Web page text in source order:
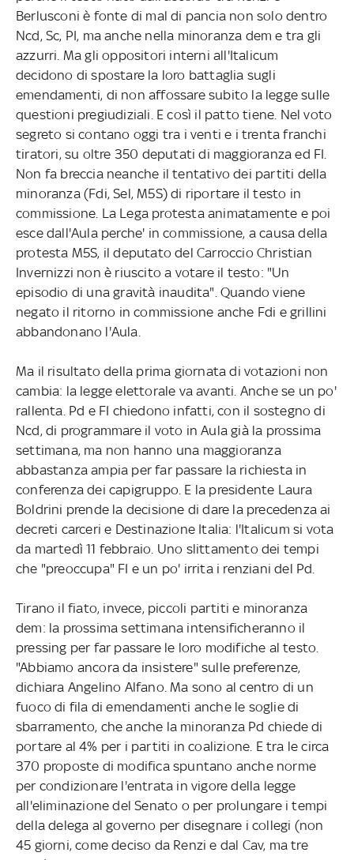
Berlusconi è fonte di mal di pancia non solo dentro
Ncd, Sc, PI, ma anche nella minoranza dem e tra gli
azzurri. Ma gli oppositori interni all'Italicum
decidono di spostare la loro battaglia sugli
emendamenti, di non affossare subito la legge sulle
questioni pregiudiziali. E così il patto tiene. Nel voto
segreto si contano oggi tra i venti e i trenta franchi
tiratori, su oltre 350 deputati di maggioranza ed FI.
Non fa breccia neanche il tentativo dei partiti della
minoranza (Fdi, Sel, M5S) di riportare il testo in
commissione. La Lega protesta animatamente e poi
esce dall'Aula perche' in commissione, a causa della
protesta M5S, il deputato del Carroccio Christian
Invernizzi non è riuscito a votare il testo: "Un
episodio di una gravità inaudita". Quando viene
negato il ritorno in commissione anche Fdi e grillini
abbandonano l'Aula.
Ma il risultato della prima giornata di votazioni non
cambia: la legge elettorale va avanti. Anche se un po'
rallenta. Pd e FI chiedono infatti, con il sostegno di
Ncd, di programmare il voto in Aula già la prossima
settimana, ma non hanno una maggioranza
abbastanza ampia per far passare la richiesta in
conferenza dei capigruppo. E la presidente Laura
Boldrini prende la decisione di dare la precedenza ai
decreti carceri e Destinazione Italia: l'Italicum si vota
da martedì 11 febbraio. Uno slittamento dei tempi
che "preoccupa" FI e un po' irrita i renziani del Pd.
Tirano il fiato, invece, piccoli partiti e minoranza
dem: la prossima settimana intensificheranno il
pressing per far passare le loro modifiche al testo.
"Abbiamo ancora da insistere" sulle preferenze,
dichiara Angelino Alfano. Ma sono al centro di un
fuoco di fila di emendamenti anche le soglie di
sbarramento, che anche la minoranza Pd chiede di
portare al 4% per i partiti in coalizione. E tra le circa
370 proposte di modifica spuntano anche norme
per condizionare l'entrata in vigore della legge
all'eliminazione del Senato o per prolungare i tempi
della delega al governo per disegnare i collegi (non
45 giorni, come deciso da Renzi e dal Cav, ma tre